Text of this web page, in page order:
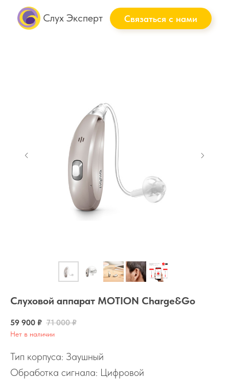
Связаться с нами
Слух Эксперт
Слуховой аппарат MOTION Charge&Go
59 900 ₽ 71 000 ₽
Нет в наличии
Тип корпуса: Заушный
Обработка сигнала: Цифровой